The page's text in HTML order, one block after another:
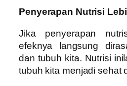
Penyerapan Nutrisi
Jika penyerapan
efeknya langsung
dan tubuh kita. Nutrisi
tubuh kita menjadi sehat